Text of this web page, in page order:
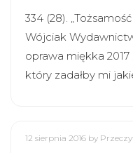
334 (28).
Wójciak
oprawa miękka 2017
który zadałby mi
12 sierpnia 2016 by